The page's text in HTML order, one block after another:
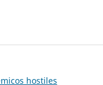
hostiles